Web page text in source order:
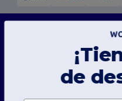
Nuestro sitio web utiliza cookies
general, recordar tus preferencias,
una experiencia de navegación fluida y
interacciones optimizadas con nuestro
Puedes gestionar tus preferencias
esenciales, que son necesarias para
Sin embargo, puedes elegir
de